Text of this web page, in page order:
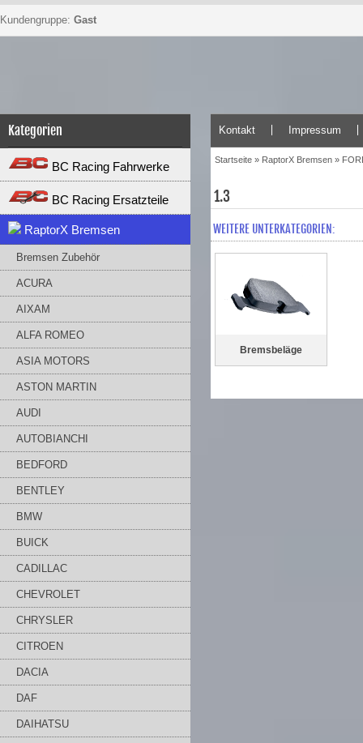
Kundengruppe: Gast
Kategorien
BC Racing Fahrwerke
BC Racing Ersatzteile
RaptorX Bremsen
Bremsen Zubehör
ACURA
AIXAM
ALFA ROMEO
ASIA MOTORS
ASTON MARTIN
AUDI
AUTOBIANCHI
BEDFORD
BENTLEY
BMW
BUICK
CADILLAC
CHEVROLET
CHRYSLER
CITROEN
DACIA
DAF
DAIHATSU
Kontakt Impressum
Startseite » RaptorX Bremsen »
1.3
WEITERE UNTERKATEGORIEN:
Bremsbeläge